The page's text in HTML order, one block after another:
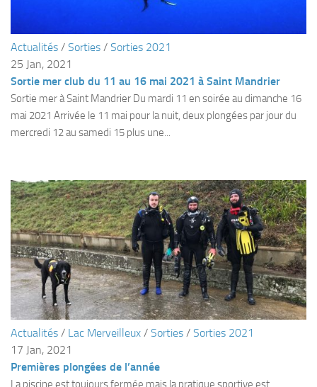
Responsables
Fosse
Sorties techniques
Sorties 2025
Sorties 2024
Sorties 2023
Sorties 2022
Sorties 2021
Sorties 2020
Sorties 2018
Actualités / Sorties / Sorties 2021
25 Jan, 2021
Sortie mer club du 11 au 16 mai 2021 à Saint Mandrier
Sortie mer à Saint Mandrier Du mardi 11 en soirée au dimanche 16
mai 2021 Arrivée le 11 mai pour la nuit, deux plongées par jour du
mercredi 12 au samedi 15 plus une...
Actualités / Lac Merveilleux / Sorties / Sorties 2021
17 Jan, 2021
Premières plongées de l’année
La piscine est toujours fermée mais la pratique sportive est